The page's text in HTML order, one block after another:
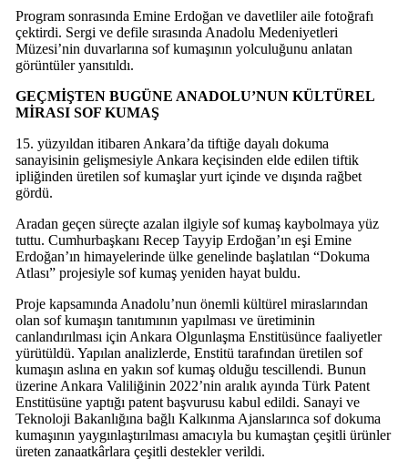
Program sonrasında Emine Erdoğan ve davetliler aile fotoğrafı
çektirdi. Sergi ve defile sırasında Anadolu Medeniyetleri
Müzesi’nin duvarlarına sof kumaşının yolculuğunu anlatan
görüntüler yansıtıldı.
GEÇMİŞTEN BUGÜNE ANADOLU’NUN KÜLTÜREL
MİRASI SOF KUMAŞ
15. yüzyıldan itibaren Ankara’da tiftiğe dayalı dokuma
sanayisinin gelişmesiyle Ankara keçisinden elde edilen tiftik
ipliğinden üretilen sof kumaşlar yurt içinde ve dışında rağbet
gördü.
Aradan geçen süreçte azalan ilgiyle sof kumaş kaybolmaya yüz
tuttu. Cumhurbaşkanı Recep Tayyip Erdoğan’ın eşi Emine
Erdoğan’ın himayelerinde ülke genelinde başlatılan “Dokuma
Atlası” projesiyle sof kumaş yeniden hayat buldu.
Proje kapsamında Anadolu’nun önemli kültürel miraslarından
olan sof kumaşın tanıtımının yapılması ve üretiminin
canlandırılması için Ankara Olgunlaşma Enstitüsünce faaliyetler
yürütüldü. Yapılan analizlerde, Enstitü tarafından üretilen sof
kumaşın aslına en yakın sof kumaş olduğu tescillendi. Bunun
üzerine Ankara Valiliğinin 2022’nin aralık ayında Türk Patent
Enstitüsüne yaptığı patent başvurusu kabul edildi. Sanayi ve
Teknoloji Bakanlığına bağlı Kalkınma Ajanslarınca sof dokuma
kumaşının yaygınlaştırılması amacıyla bu kumaştan çeşitli ürünler
üreten zanaatkârlara çeşitli destekler verildi.